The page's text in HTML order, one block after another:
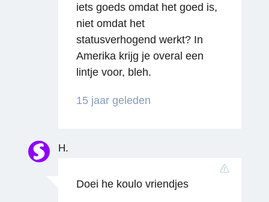
iets goeds omdat het goed is,
niet omdat het
statusverhogend werkt? In
Amerika krijg je overal een
lintje voor, bleh.
15 jaar geleden
H.
Doei he koulo vriendjes